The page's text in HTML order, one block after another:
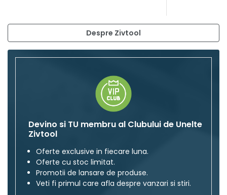
Despre Zivtool
Devino si TU membru al Clubului de Unelte
Zivtool
Oferte exclusive in fiecare luna.
Oferte cu stoc limitat.
Promotii de lansare de produse.
Veti fi primul care afla despre vanzari si stiri.